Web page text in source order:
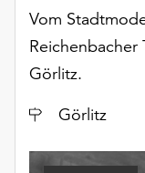
dem
Vom
Reichenbacher
Görlitz.
Ort
Görlitz